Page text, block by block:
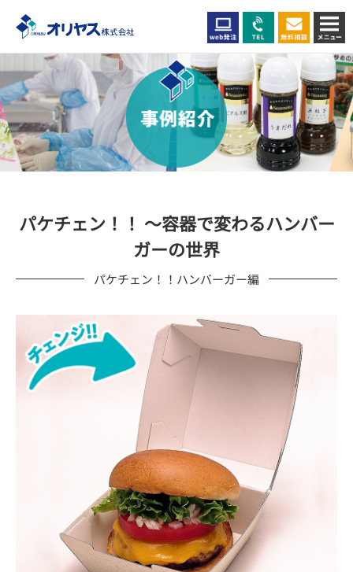
パケチェン！！ ～容器で変わるハンバー
ガーの世界
パケチェン！！ハンバーガー編